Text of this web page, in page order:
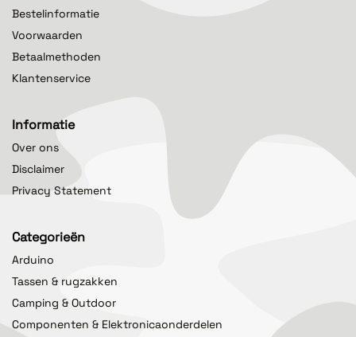
Bestelinformatie
Voorwaarden
Betaalmethoden
Klantenservice
Informatie
Over ons
Disclaimer
Privacy Statement
Categorieën
Arduino
Tassen & rugzakken
Camping & Outdoor
Componenten & Elektronicaonderdelen